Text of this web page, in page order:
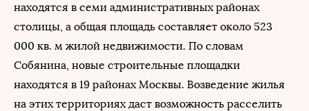
находятся в семи административных районах
столицы, а общая площадь составляет около 523
000 кв. м жилой недвижимости. По словам
Собянина, новые строительные площадки
находятся в 19 районах Москвы. Возведение жилья
на этих территориях даст возможность расселить